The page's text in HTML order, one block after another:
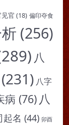
官 (18) 偏印夺食
(256)
八
(231) 八字
病 (76) 八
起名 (44) 卯酉